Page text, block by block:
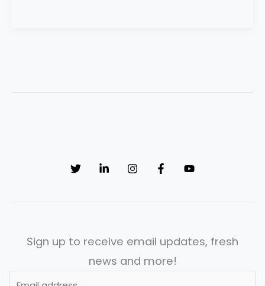
Sign up to receive email updates, fresh
news and more!